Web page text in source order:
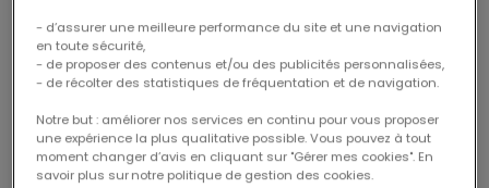
- d’assurer une meilleure performance du site et une navigation
en toute sécurité,
- de proposer des contenus et/ou des publicités personnalisées,
- de récolter des statistiques de fréquentation et de navigation.
Notre but : améliorer nos services en continu pour vous proposer
une expérience la plus qualitative possible. Vous pouvez à tout
moment changer d’avis en cliquant sur "Gérer mes cookies". En
savoir plus sur notre politique de gestion des cookies.